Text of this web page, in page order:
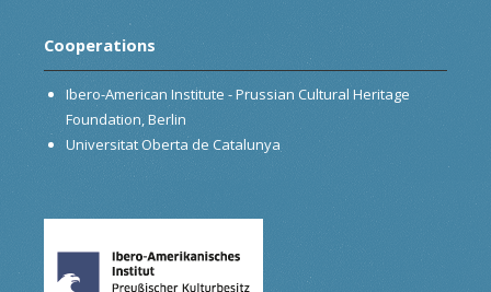
Cooperations
Ibero-American Institute - Prussian Cultural Heritage
Foundation, Berlin
Universitat Oberta de Catalunya